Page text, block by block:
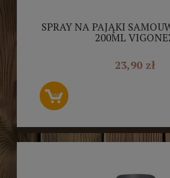
SPRAY NA PAJĄKI
200ML
23,90 zł